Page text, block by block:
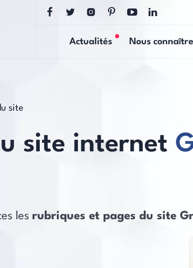
Actualités Nouvelles
Nous connaître
site
site internet
les rubriques et pages du site